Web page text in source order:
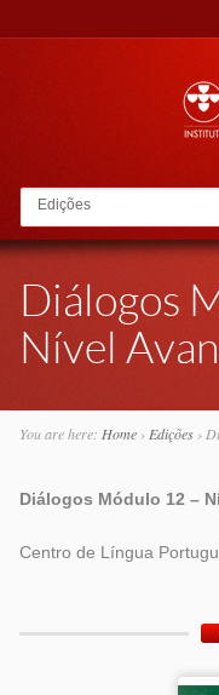
Go to:
Diálogos
Nível
You are here: Home› Edições›
Diálogos Módulo 12 –
Centro de Língua